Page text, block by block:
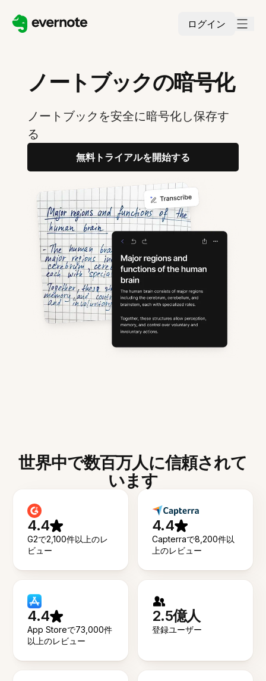
ログイン
ノートブックの暗号化
ノートブックを安全に暗号化し保存す
る
無料トライアルを開始する
世界中で数百万人に信頼されて
います
4.4
G2で2,100件以上のレ
ビュー
4.4
Capterraで8,200件以
上のレビュー
4.4
App Storeで73,000件
以上のレビュー
2.5億人
登録ユーザー